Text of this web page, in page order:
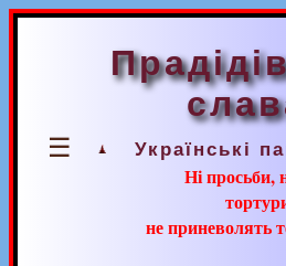
☰ Українські
Ні просьби,
не приневолять